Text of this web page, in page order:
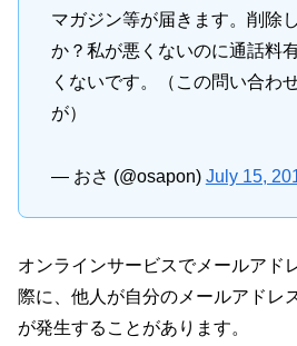
マガジン等が届きます。削除
か？私が悪くないのに通話料
くないです。（この問い合わ
が）
— おさ (@osapon) July 15,
オンラインサービスでメールアド
際に、他人が自分のメールアドレ
が発生することがあります。